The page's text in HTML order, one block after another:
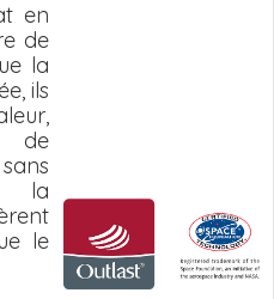
en
de
la
ils
de
la
le